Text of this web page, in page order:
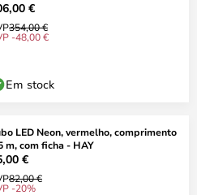
€
354,00 €
-48,00 €
Em stock
LED Neon, vermelho, comprimento
m, com ficha - HAY
€
82,00 €
-20%